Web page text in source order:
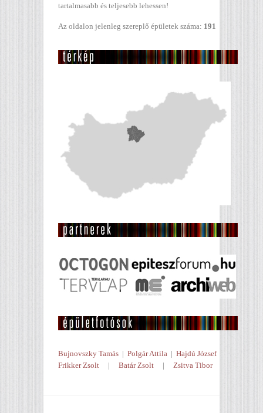
tartalmasabb és teljesebb lehessen!
Az oldalon jelenleg szereplő épületek száma: 191
Bujnovszky Tamás | Polgár Attila | Hajdú József
Frikker Zsolt | Batár Zsolt | Zsitva Tibor